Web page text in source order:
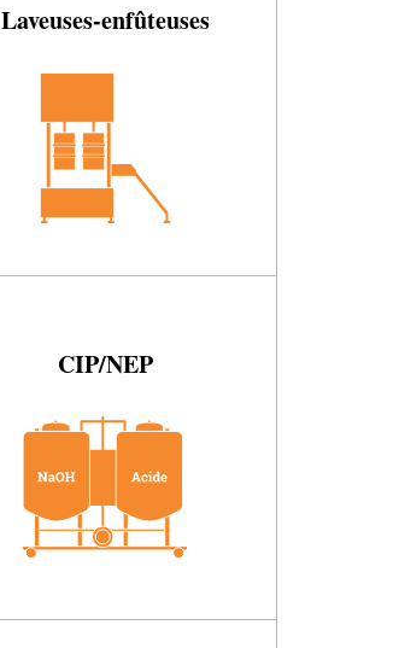
Laveuses-enfûteuses
CIP/NEP